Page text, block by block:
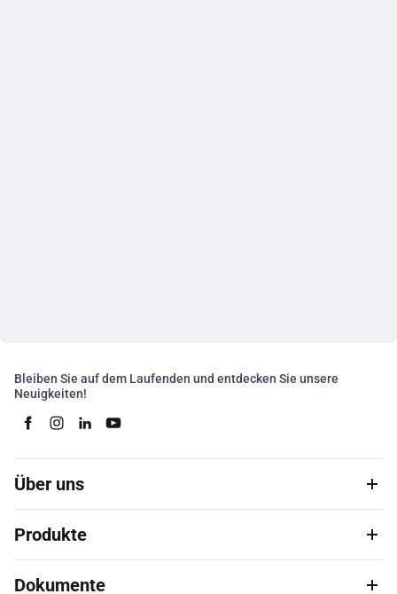
Bleiben Sie auf dem Laufenden und entdecken Sie unsere
Neuigkeiten!
Über uns
Produkte
Dokumente